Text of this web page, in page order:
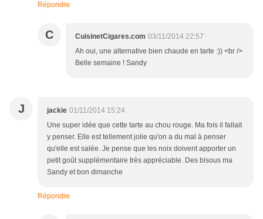
Répondre
C CuisinetCigares.com 03/11/2014 22:57
Ah oui, une alternative bien chaude en tarte :)) <br />
Belle semaine ! Sandy
J jackie 01/11/2014 15:24
Une super idée que cette tarte au chou rouge. Ma fois il fallait
y penser. Elle est tellement jolie qu'on a du mal à penser
qu'elle est salée. Je pense que les noix doivent apporter un
petit goût supplémentaire très appréciable. Des bisous ma
Sandy et bon dimanche
Répondre